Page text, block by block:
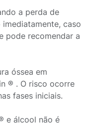
a perda de
caso
pode recomendar a
óssea em
® . O risco ocorre
fases iniciais.
e álcool não é